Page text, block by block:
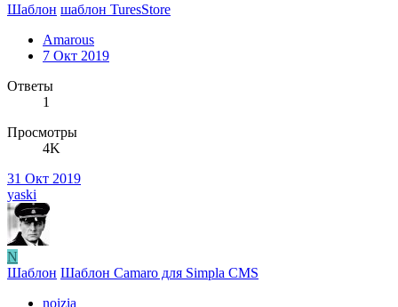
Шаблон шаблон TuresStore
Amarous
7 Окт 2019
Ответы
1
Просмотры
4K
31 Окт 2019
yaski
N
Шаблон Шаблон Camaro для Simpla CMS
noizia